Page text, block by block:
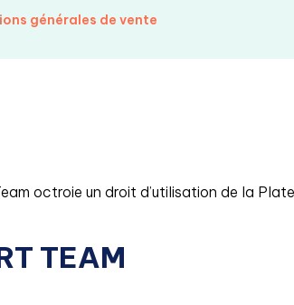
générales de vente
octroie un droit d’utilisation de la
TEAM